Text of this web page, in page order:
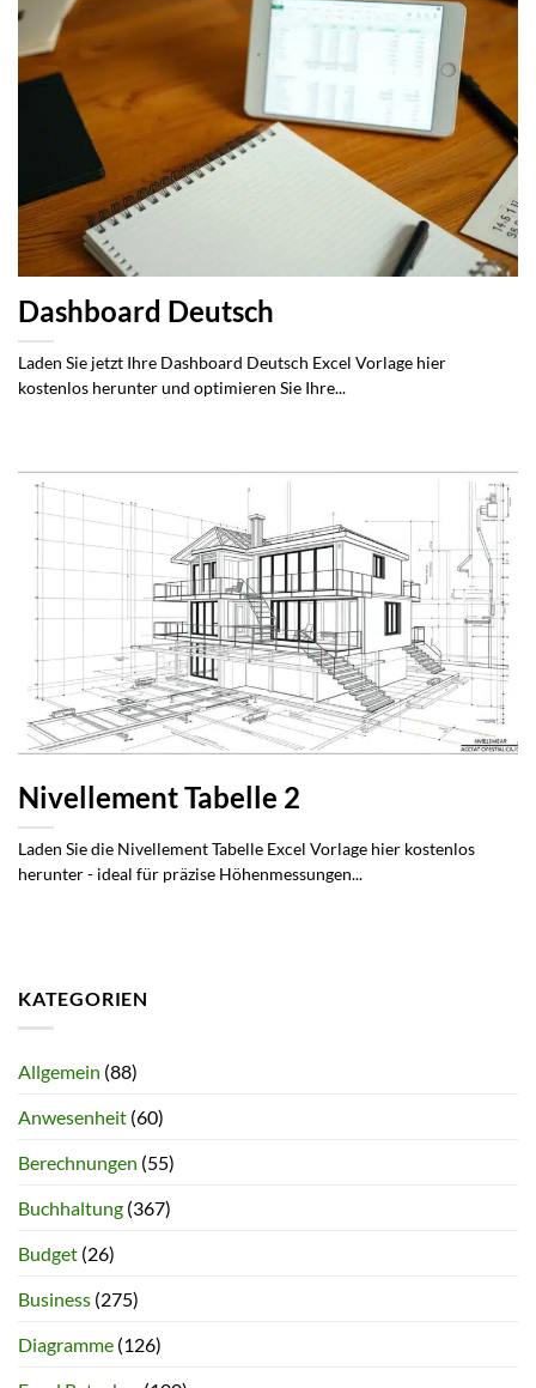
Dashboard Deutsch
Laden Sie jetzt Ihre Dashboard Deutsch Excel Vorlage hier
kostenlos herunter und optimieren Sie Ihre...
Nivellement Tabelle 2
Laden Sie die Nivellement Tabelle Excel Vorlage hier kostenlos
herunter - ideal für präzise Höhenmessungen...
KATEGORIEN
Allgemein (88)
Anwesenheit (60)
Berechnungen (55)
Buchhaltung (367)
Budget (26)
Business (275)
Diagramme (126)